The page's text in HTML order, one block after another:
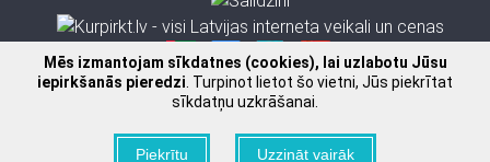
Mēs izmantojam sīkdatnes (cookies), lai uzlabotu Jūsu
iepirkšanās pieredzi . Turpinot lietot šo vietni, Jūs piekrītat
sīkdatņu uzkrāšanai.
Piekrītu Uzzināt vairāk
2009 - 2026 © SIA FISSMAN